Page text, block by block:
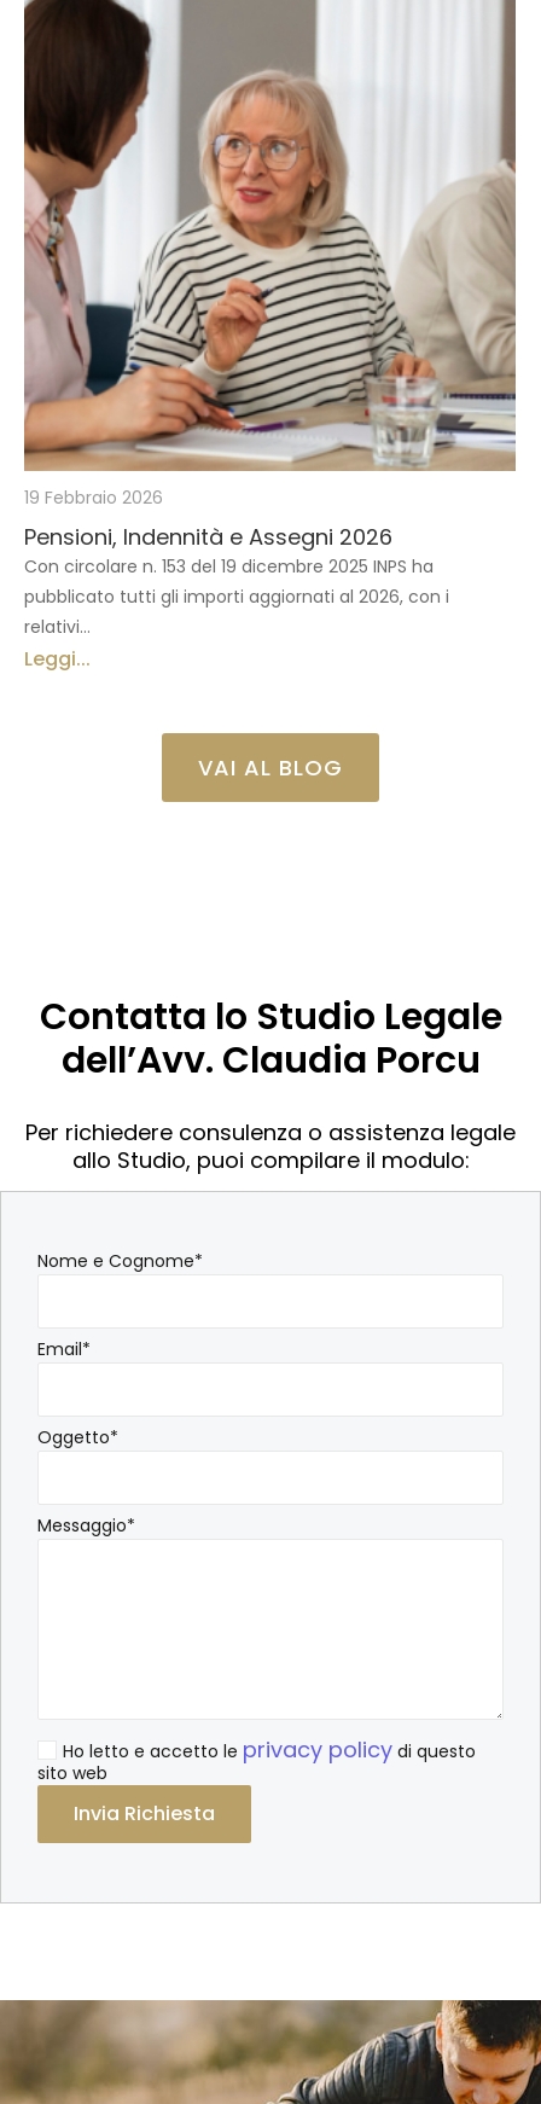
19 Febbraio 2026
Pensioni, Indennità e Assegni 2026
Con circolare n. 153 del 19 dicembre 2025 INPS ha
pubblicato tutti gli importi aggiornati al 2026, con i
relativi...
Leggi...
VAI AL BLOG
Contatta lo Studio Legale
dell’Avv. Claudia Porcu
Per richiedere consulenza o assistenza legale
allo Studio, puoi compilare il modulo:
Nome e Cognome*
Email*
Oggetto*
Messaggio*
Ho letto e accetto le privacy policy di questo
sito web